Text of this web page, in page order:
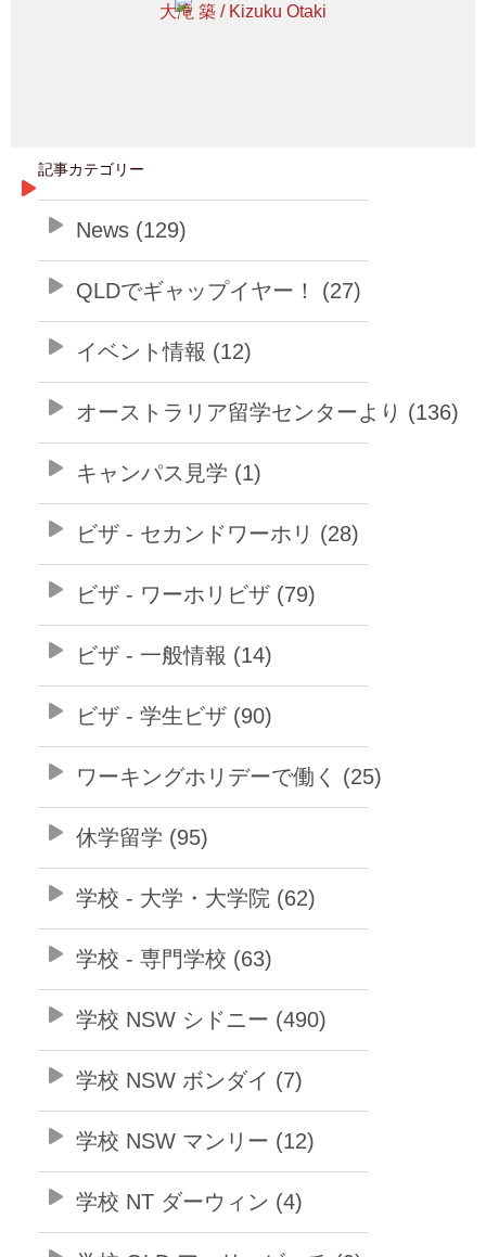
大滝 築 / Kizuku Otaki
記事カテゴリー
News (129)
QLDでギャップイヤー！ (27)
イベント情報 (12)
オーストラリア留学センターより (136)
キャンパス見学 (1)
ビザ - セカンドワーホリ (28)
ビザ - ワーホリビザ (79)
ビザ - 一般情報 (14)
ビザ - 学生ビザ (90)
ワーキングホリデーで働く (25)
休学留学 (95)
学校 - 大学・大学院 (62)
学校 - 専門学校 (63)
学校 NSW シドニー (490)
学校 NSW ボンダイ (7)
学校 NSW マンリー (12)
学校 NT ダーウィン (4)